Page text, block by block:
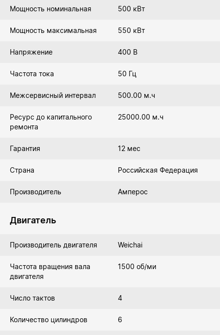
Мощность номинальная 500 кВт
Мощность максимальная 550 кВт
Напряжение 400 В
Частота тока 50 Гц
Межсервисный интервал 500.00 м.ч
Ресурс до капитального
ремонта
25000.00 м.ч
Гарантия 12 мес
Страна Российская Федерация
Производитель Амперос
Двигатель
Производитель двигателя Weichai
Частота вращения вала
двигателя
1500 об/ми
Число тактов 4
Количество цилиндров 6